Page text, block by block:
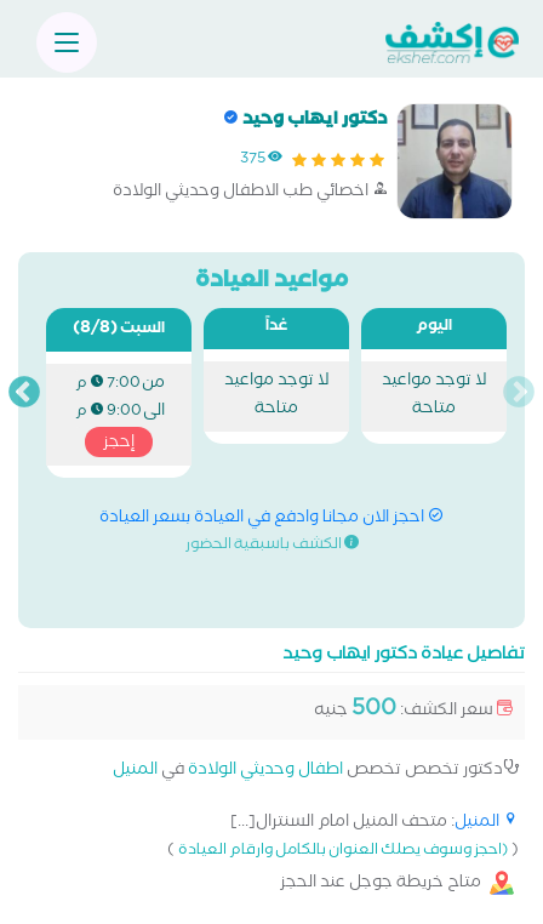
دكتور ايهاب وحيد
375
اخصائي طب الاطفال وحديثي الولادة
مواعيد العيادة
اليوم
لا توجد مواعيد
متاحة
غداً
لا توجد مواعيد
متاحة
السبت(8/8)
من7:00 م
الى9:00 م
إحجز
احجز الان مجانا وادفع في العيادة بسعر العيادة
الكشف باسبقية الحضور
تفاصيل عيادة دكتور ايهاب وحيد
سعر الكشف:500 جنيه
دكتور تخصص تخصصاطفال وحديثي الولادةفيالمنيل
المنيل: متحف المنيل امام السنترال[...]
((احجز وسوف يصلك العنوان بالكامل وارقام العيادة)
متاح خريطة جوجل عند الحجز